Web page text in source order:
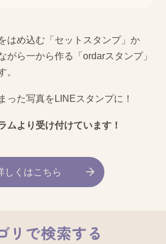
はめ込む「セットスタンプ」か
がら一から作る「ordarスタンプ」
。
った写真をLINEスタンプに！
ムより受け付けています！
しくはこちら
リで検索する